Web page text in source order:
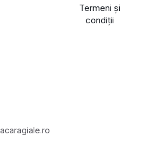
Termeni și
condiții